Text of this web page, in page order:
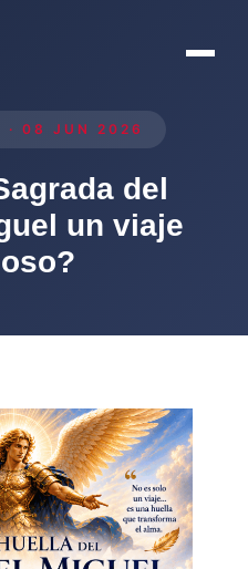
· 08 JUN 2026
del
un viaje